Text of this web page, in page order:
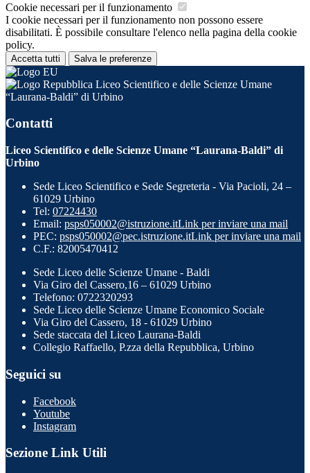
Cookie necessari per il funzionamento
I cookie necessari per il funzionamento non possono essere
disabilitati. È possibile consultare l'elenco nella pagina della cookie
policy.
Accetta tutti Salva le preferenze
Liceo Scientifico e delle Scienze Umane
“Laurana-Baldi” di Urbino
Contatti
Liceo Scientifico e delle Scienze Umane “Laurana-Baldi” di
Urbino
Sede Liceo Scientifico e Sede Segreteria - Via Pacioli, 24 –
61029 Urbino
Tel: 07224430
Email: psps050002@istruzione.itLink per inviare una mail
PEC: psps050002@pec.istruzione.itLink per inviare una mail
C.F.: 82005470412
Sede Liceo delle Scienze Umane - Baldi
Via Giro del Cassero,16 – 61029 Urbino
Telefono: 0722320293
Sede Liceo delle Scienze Umane Economico Sociale
Via Giro del Cassero, 18 - 61029 Urbino
Sede staccata del Liceo Laurana-Baldi
Collegio Raffaello, P.zza della Repubblica, Urbino
Seguici su
Facebook
Youtube
Instagram
Sezione Link Utili